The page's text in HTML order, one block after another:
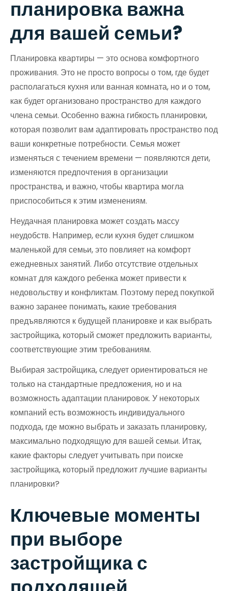
планировка важна
для вашей семьи?
Планировка квартиры — это основа комфортного
проживания. Это не просто вопросы о том, где будет
располагаться кухня или ванная комната, но и о том,
как будет организовано пространство для каждого
члена семьи. Особенно важна гибкость планировки,
которая позволит вам адаптировать пространство под
ваши конкретные потребности. Семья может
изменяться с течением времени — появляются дети,
изменяются предпочтения в организации
пространства, и важно, чтобы квартира могла
приспособиться к этим изменениям.
Неудачная планировка может создать массу
неудобств. Например, если кухня будет слишком
маленькой для семьи, это повлияет на комфорт
ежедневных занятий. Либо отсутствие отдельных
комнат для каждого ребенка может привести к
недовольству и конфликтам. Поэтому перед покупкой
важно заранее понимать, какие требования
предъявляются к будущей планировке и как выбрать
застройщика, который сможет предложить варианты,
соответствующие этим требованиям.
Выбирая застройщика, следует ориентироваться не
только на стандартные предложения, но и на
возможность адаптации планировок. У некоторых
компаний есть возможность индивидуального
подхода, где можно выбрать и заказать планировку,
максимально подходящую для вашей семьи. Итак,
какие факторы следует учитывать при поиске
застройщика, который предложит лучшие варианты
планировки?
Ключевые моменты
при выборе
застройщика с